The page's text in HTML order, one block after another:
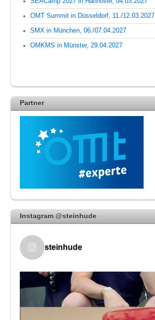
OMT Summit in Düsseldorf, 11./12.03.2027
SMX in München, 06./07.04.2027
OMKMS in Münster, 29.04.2027
Partner
Instagram @steinhude
steinhude